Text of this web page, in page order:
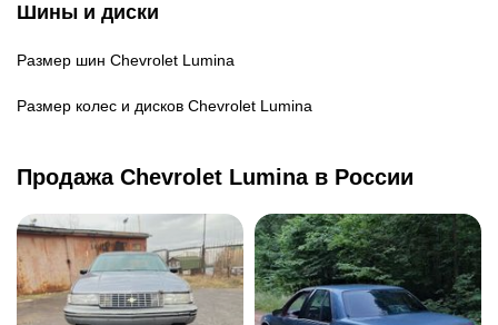
Шины и диски
Размер шин Chevrolet Lumina
Размер колес и дисков Chevrolet Lumina
Продажа Chevrolet Lumina в России